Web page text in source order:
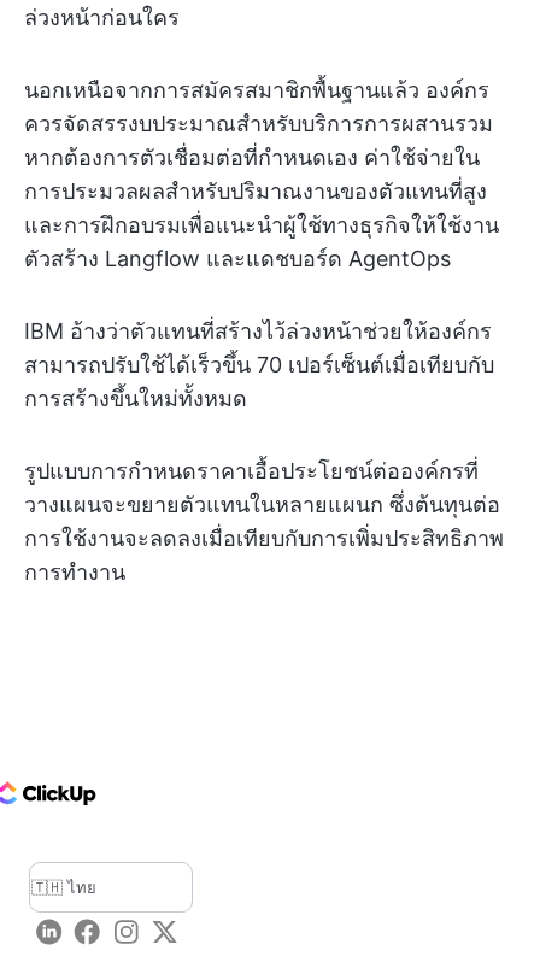
ล่วงหน้าก่อนใคร
นอกเหนือจากการสมัครสมาชิกพื้นฐานแล้ว องค์กร
ควรจัดสรรงบประมาณสำหรับบริการการผสานรวม
หากต้องการตัวเชื่อมต่อที่กำหนดเอง ค่าใช้จ่ายใน
การประมวลผลสำหรับปริมาณงานของตัวแทนที่สูง
และการฝึกอบรมเพื่อแนะนำผู้ใช้ทางธุรกิจให้ใช้งาน
ตัวสร้าง Langflow และแดชบอร์ด AgentOps
IBM อ้างว่าตัวแทนที่สร้างไว้ล่วงหน้าช่วยให้องค์กร
สามารถปรับใช้ได้เร็วขึ้น 70 เปอร์เซ็นต์เมื่อเทียบกับ
การสร้างขึ้นใหม่ทั้งหมด
รูปแบบการกำหนดราคาเอื้อประโยชน์ต่อองค์กรที่
วางแผนจะขยายตัวแทนในหลายแผนก ซึ่งต้นทุนต่อ
การใช้งานจะลดลงเมื่อเทียบกับการเพิ่มประสิทธิภาพ
การทำงาน
Logo
LinkedInFacebook
Instagram
Twitter